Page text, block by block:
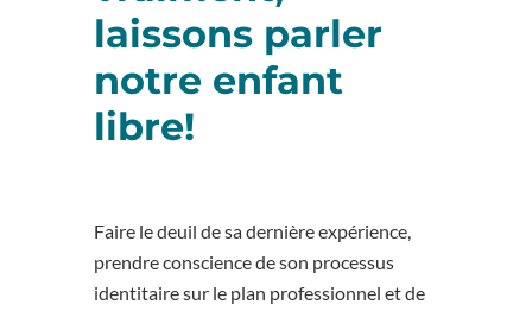
laissons parler
notre enfant
libre!
Faire le deuil de sa dernière expérience,
prendre conscience de son processus
identitaire sur le plan professionnel et de